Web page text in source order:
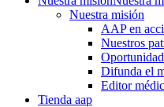
Nuestra misión
AAP en
Nuestros
Difunda el
Editor
Tienda aap